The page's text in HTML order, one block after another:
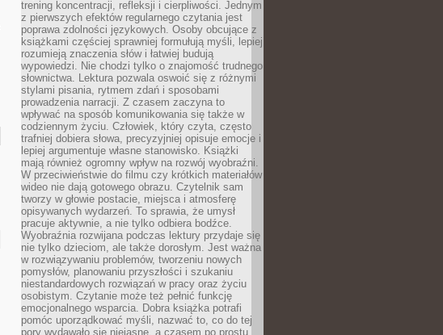
trening koncentracji, refleksji i cierpliwości. Jednym
z pierwszych efektów regularnego czytania jest
poprawa zdolności językowych. Osoby obcujące z
książkami częściej sprawniej formułują myśli, lepiej
rozumieją znaczenia słów i łatwiej budują
wypowiedzi. Nie chodzi tylko o znajomość trudnego
słownictwa. Lektura pozwala oswoić się z różnymi
stylami pisania, rytmem zdań i sposobami
prowadzenia narracji. Z czasem zaczyna to
wpływać na sposób komunikowania się także w
codziennym życiu. Człowiek, który czyta, często
trafniej dobiera słowa, precyzyjniej opisuje emocje i
lepiej argumentuje własne stanowisko. Książki
mają również ogromny wpływ na rozwój wyobraźni.
W przeciwieństwie do filmu czy krótkich materiałów
wideo nie dają gotowego obrazu. Czytelnik sam
tworzy w głowie postacie, miejsca i atmosferę
opisywanych wydarzeń. To sprawia, że umysł
pracuje aktywnie, a nie tylko odbiera bodźce.
Wyobraźnia rozwijana podczas lektury przydaje się
nie tylko dzieciom, ale także dorosłym. Jest ważna
w rozwiązywaniu problemów, tworzeniu nowych
pomysłów, planowaniu przyszłości i szukaniu
niestandardowych rozwiązań w pracy oraz życiu
osobistym. Czytanie może też pełnić funkcję
emocjonalnego wsparcia. Dobra książka potrafi
pomóc uporządkować myśli, nazwać to, co do tej
pory wydawało się niejasne, a czasem po prostu